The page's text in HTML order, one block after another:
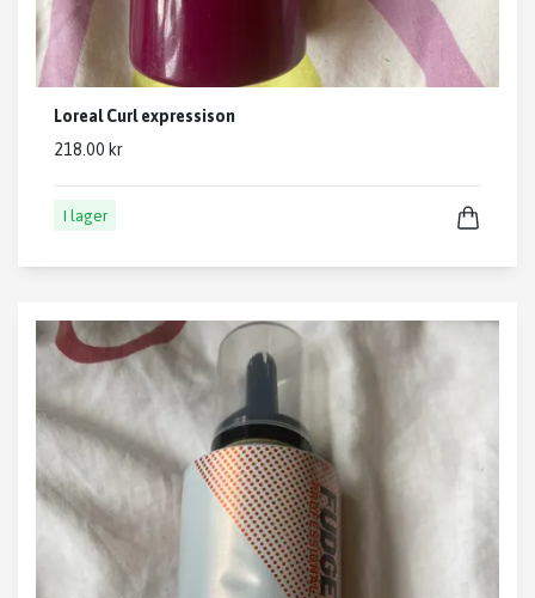
Loreal Curl expressison
218.00 kr
I lager